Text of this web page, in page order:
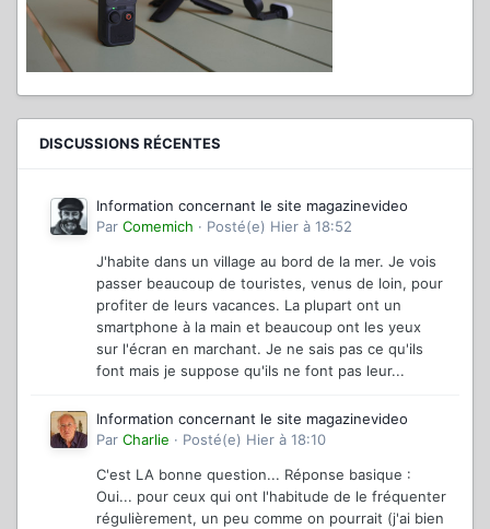
DISCUSSIONS RÉCENTES
Information concernant le site magazinevideo
Par Comemich · Posté(e) Hier à 18:52
J'habite dans un village au bord de la mer. Je vois
passer beaucoup de touristes, venus de loin, pour
profiter de leurs vacances. La plupart ont un
smartphone à la main et beaucoup ont les yeux
sur l'écran en marchant. Je ne sais pas ce qu'ils
font mais je suppose qu'ils ne font pas leur...
Information concernant le site magazinevideo
Par Charlie · Posté(e) Hier à 18:10
C'est LA bonne question... Réponse basique :
Oui... pour ceux qui ont l'habitude de le fréquenter
régulièrement, un peu comme on pourrait (j'ai bien